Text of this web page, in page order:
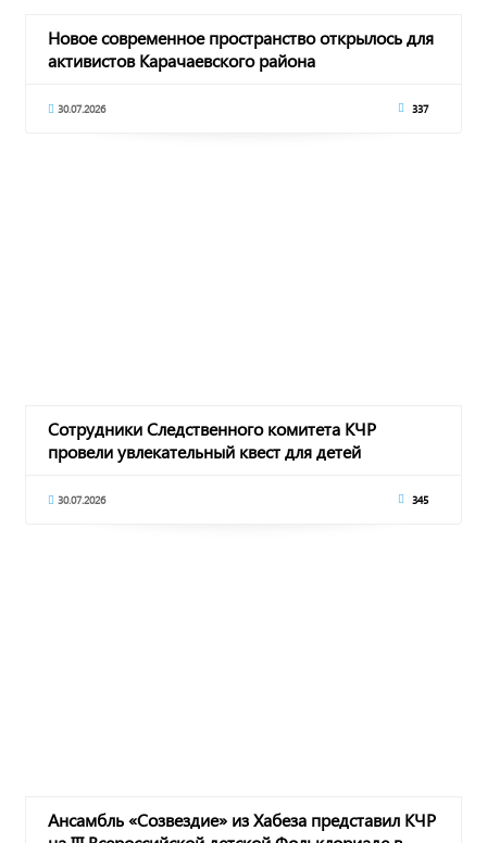
Новое современное пространство открылось для
активистов Карачаевского района
30.07.2026 337
Сотрудники Следственного комитета КЧР
провели увлекательный квест для детей
30.07.2026 345
Ансамбль «Созвездие» из Хабеза представил КЧР